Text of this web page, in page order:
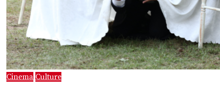
Cinema Culture